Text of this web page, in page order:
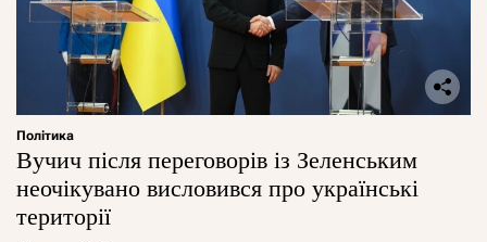
Політика
Вучич після переговорів із Зеленським
неочікувано висловився про українські
території